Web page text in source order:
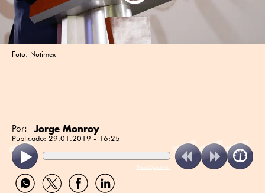
Foto: Notimex
Por: Jorge Monroy
Publicado: 29.01.2019 - 16:25
ReadSpeaker
Compartir
por
Compartir
por
Compartir
por
Compartir
por